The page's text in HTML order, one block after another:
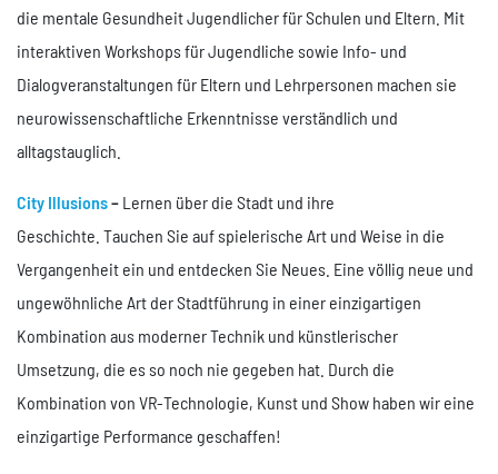
die mentale Gesundheit Jugendlicher für Schulen und Eltern. Mit
interaktiven Workshops für Jugendliche sowie Info- und
Dialogveranstaltungen für Eltern und Lehrpersonen machen sie
neurowissenschaftliche Erkenntnisse verständlich und
alltagstauglich.
City Illusions– Lernen über die Stadt und ihre
Geschichte. Tauchen Sie auf spielerische Art und Weise in die
Vergangenheit ein und entdecken Sie Neues. Eine völlig neue und
ungewöhnliche Art der Stadtführung in einer einzigartigen
Kombination aus moderner Technik und künstlerischer
Umsetzung, die es so noch nie gegeben hat. Durch die
Kombination von VR-Technologie, Kunst und Show haben wir eine
einzigartige Performance geschaffen!